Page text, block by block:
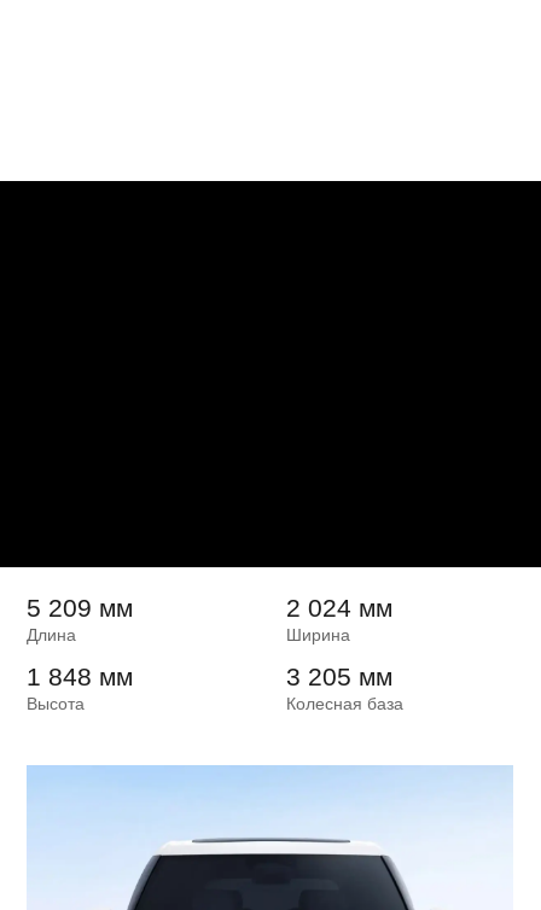
5 209 мм
Длина
2 024 мм
Ширина
1 848 мм
Высота
3 205 мм
Колесная база